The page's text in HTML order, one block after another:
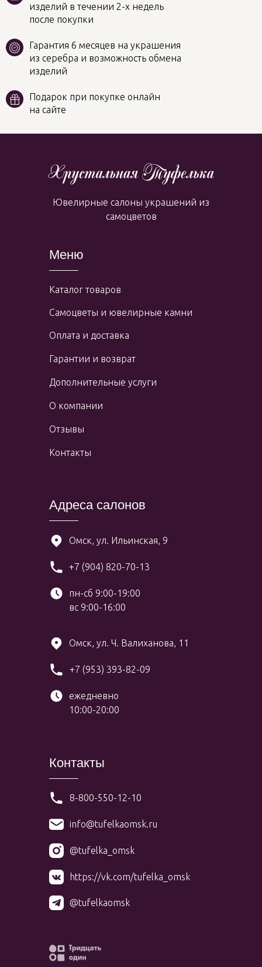
изделий в течении 2-х недель
после покупки
Гарантия 6 месяцев на украшения
из серебра и возможность обмена
изделий
Подарок при покупке онлайн
на сайте
Меню
Каталог товаров
Самоцветы и ювелирные камни
Оплата и доставка
Адреса салонов
+7 (904) 820-70-13
пн-сб 9:00-19:00
вс 9:00-16:00
Омск, ул. Ильинская, 9
Ювелирные салоны украшений из
самоцветов
+7 (953) 393-82-09
ежедневно
10:00-20:00
Омск, ул. Ч. Валиханова, 11
Контакты
@tufelka_omsk
https://vk.com/tufelka_omsk
Гарантии и возврат
Дополнительные услуги
О компании
Отзывы
Контакты
@tufelkaomsk
8-800-550-12-10
info@tufelkaomsk.ru